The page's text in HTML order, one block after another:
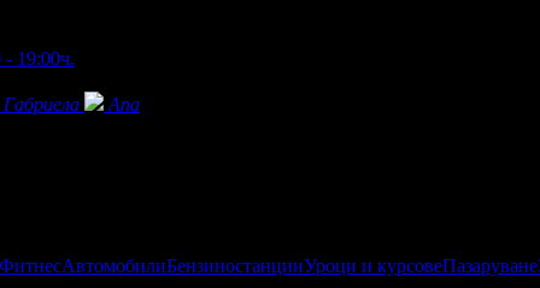
19:00ч.
Габриела
Ana
АвтомобилиБензиностанцииУроци и курсовеПазаруване